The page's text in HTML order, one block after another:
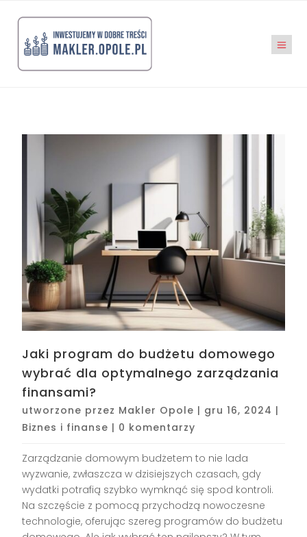
Jaki program do budżetu domowego
wybrać dla optymalnego zarządzania
finansami?
utworzone przez Makler Opole | gru 16, 2024 |
Biznes i finanse | 0 komentarzy
Zarządzanie domowym budżetem to nie lada
wyzwanie, zwłaszcza w dzisiejszych czasach, gdy
wydatki potrafią szybko wymknąć się spod kontroli.
Na szczęście z pomocą przychodzą nowoczesne
technologie, oferując szereg programów do budżetu